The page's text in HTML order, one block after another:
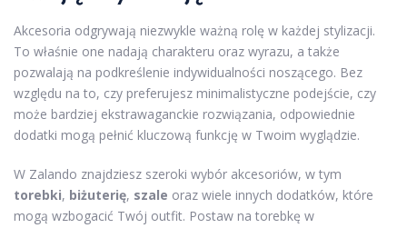
Akcesoria odgrywają niezwykle ważną rolę w każdej stylizacji.
To właśnie one nadają charakteru oraz wyrazu, a także
pozwalają na podkreślenie indywidualności noszącego. Bez
względu na to, czy preferujesz minimalistyczne podejście, czy
może bardziej ekstrawaganckie rozwiązania, odpowiednie
dodatki mogą pełnić kluczową funkcję w Twoim wyglądzie.
W Zalando znajdziesz szeroki wybór akcesoriów, w tym
torebki, biżuterię, szale oraz wiele innych dodatków, które
mogą wzbogacić Twój outfit. Postaw na torebkę w